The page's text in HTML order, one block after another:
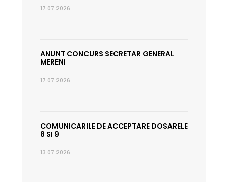
17.07.2026
ANUNT CONCURS SECRETAR GENERAL
MERENI
17.07.2026
COMUNICARILE DE ACCEPTARE DOSARELE
8 SI 9
13.07.2026